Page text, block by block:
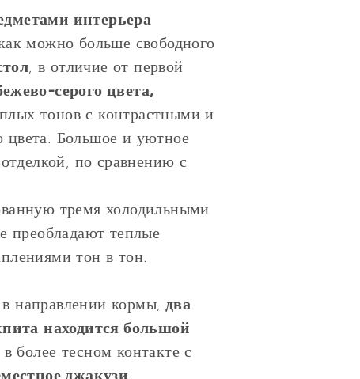
интерьера
можно больше свободного
, в отличие от первой
серого цвета,
тонов с контрастными и
цвета. Большое и уютное
по сравнению с
тремя холодильными
преобладают теплые
тон в тон.
направлении кормы, два
находится большой
более тесном контакте с
джакузи.